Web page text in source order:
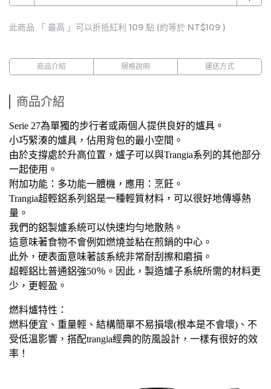
此商品 「 最高 」可以折抵紅利 109 點 (約等於 NT$109 )
商品介紹 規格說明 運送方式
商品介紹
Serie 27為單獨的步行者或兩個人提供良好的爐具。
小巧緊湊的爐具，佔用背包的最小空間。
由於支撐處於升高位置，爐子可以與Trangia系列的其他部分
一起使用。
附加功能：多功能一體機，應用：烹飪。
Trangia超輕鋁系列鋁是一種輕質材料，可以很好地傳導熱
量。
我們的鋁製爐系統可以快速均勻地散熱。
這意味著食物不會例如燃燒並粘在煎鍋的中心。
此外，硬表面意味著該系統非常耐刮擦和磨損。
超輕鋁比普通鋁強50％。因此，製造爐子系統所需的材料更
少，更輕盈。
燃料爐特性：
燃料便宜、重量輕、結構簡單不易損壞(根本是不會壞)、不
受低溫影響，搭配trangia經典的防風設計，一樣有很好的效
率！